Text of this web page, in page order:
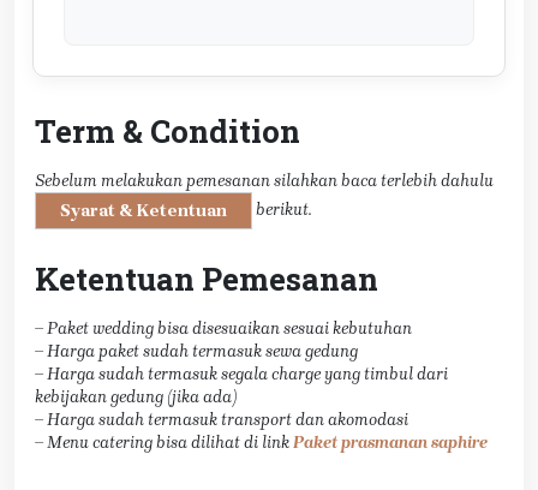
Term & Condition
Sebelum melakukan pemesanan silahkan baca terlebih dahulu
Syarat & Ketentuan
berikut.
Ketentuan Pemesanan
– Paket wedding bisa disesuaikan sesuai kebutuhan
– Harga paket sudah termasuk sewa gedung
– Harga sudah termasuk segala charge yang timbul dari
kebijakan gedung (jika ada)
– Harga sudah termasuk transport dan akomodasi
– Menu catering bisa dilihat di linkPaket prasmanan saphire